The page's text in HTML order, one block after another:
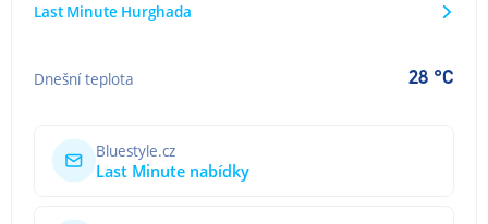
Last Minute Hurghada
Dnešní teplota 28 °C
Bluestyle.cz
Last Minute nabídky